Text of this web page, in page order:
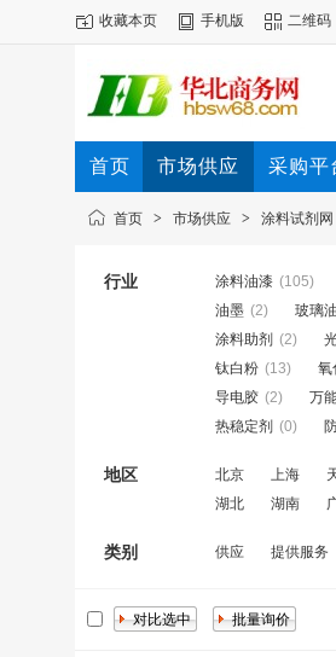
收藏本页 手机版 二维码
首页 市场供应 采购平
首页 > 市场供应 > 涂料试剂网
行业 涂料油漆 (105)
油墨 (2) 玻璃
涂料助剂 (2)
钛白粉 (13) 氧
导电胶 (2) 万
热稳定剂 (0)
地区 北京 上海
湖北
湖南
类别 供应 提供服务